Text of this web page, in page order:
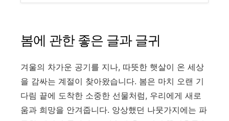
봄에 관한 좋은 글과 글귀
겨울의 차가운 공기를 지나, 따뜻한 햇살이 온 세상
을 감싸는 계절이 찾아왔습니다. 봄은 마치 오랜 기
다림 끝에 도착한 소중한 선물처럼, 우리에게 새로
움과 희망을 안겨줍니다. 앙상했던 나뭇가지에는 파